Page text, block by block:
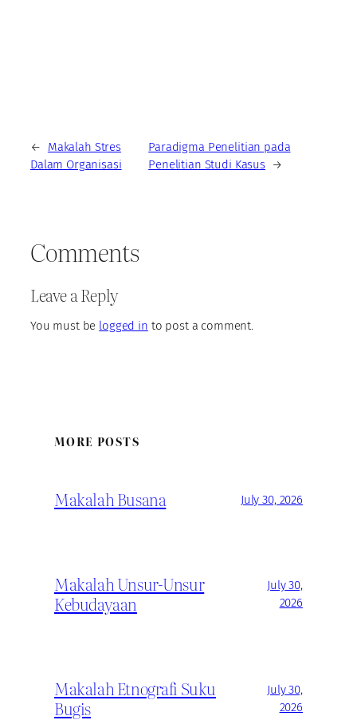
←
Makalah Stres
Dalam Organisasi
Paradigma Penelitian pada
Penelitian Studi Kasus →
Comments
Leave a Reply
You must be logged in to post a comment.
MORE POSTS
Makalah Busana July 30, 2026
Makalah Unsur-Unsur
Kebudayaan
July 30,
2026
Makalah Etnografi Suku
Bugis
July 30,
2026